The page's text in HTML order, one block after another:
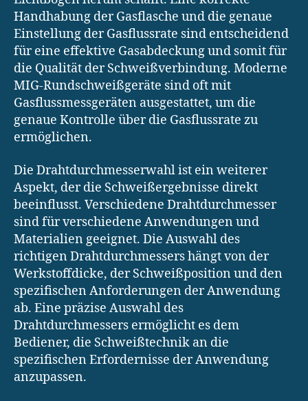
Handhabung der Gasflasche und die genaue
Einstellung der Gasflussrate sind entscheidend
für eine effektive Gasabdeckung und somit für
die Qualität der Schweißverbindung. Moderne
MIG-Rundschweißgeräte sind oft mit
Gasflussmessgeräten ausgestattet, um die
genaue Kontrolle über die Gasflussrate zu
ermöglichen.
Die Drahtdurchmesserwahl ist ein weiterer
Aspekt, der die Schweißergebnisse direkt
beeinflusst. Verschiedene Drahtdurchmesser
sind für verschiedene Anwendungen und
Materialien geeignet. Die Auswahl des
richtigen Drahtdurchmessers hängt von der
Werkstoffdicke, der Schweißposition und den
spezifischen Anforderungen der Anwendung
ab. Eine präzise Auswahl des
Drahtdurchmessers ermöglicht es dem
Bediener, die Schweißtechnik an die
spezifischen Erfordernisse der Anwendung
anzupassen.